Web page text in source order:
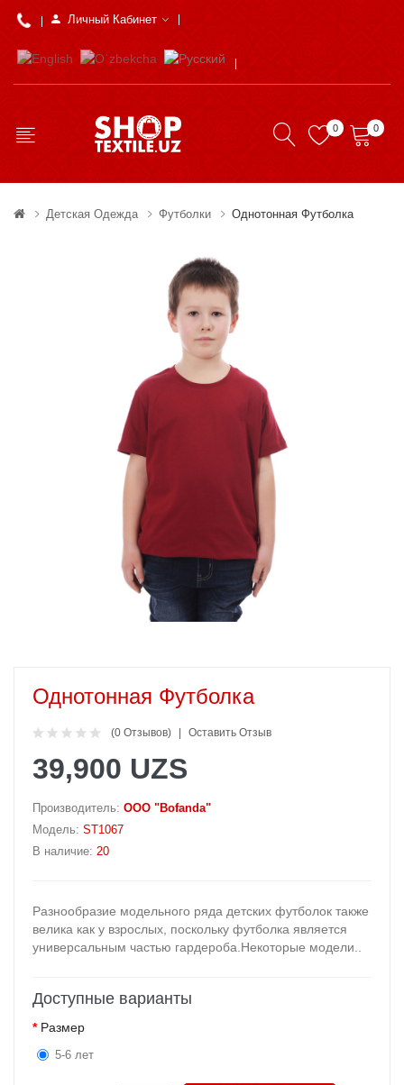
Личный Кабинет
0 0
Детская Одежда Футболки Однотонная Футболка
Однотонная Футболка
(0 Отзывов) Оставить Отзыв
39,900 UZS
Производитель: OOO "Bofanda"
Модель: ST1067
В наличие: 20
Разнообразие модельного ряда детских футболок также
велика как у взрослых, поскольку футболка является
универсальным частью гардероба.Некоторые модели..
Доступные варианты
Размер
5-6 лет